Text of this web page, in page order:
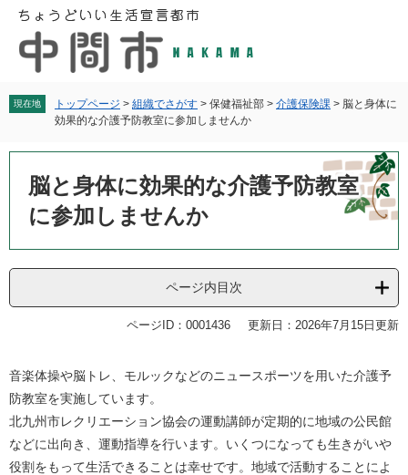
現在地 トップページ > 組織でさがす > 保健福祉部 > 介護保険課 > 脳と身体に
効果的な介護予防教室に参加しませんか
脳と身体に効果的な介護予防教室
に参加しませんか
ページ内目次
ページID：0001436 更新日：2026年7月15日更新
音楽体操や脳トレ、モルックなどのニュースポーツを用いた介護予
防教室を実施しています。
北九州市レクリエーション協会の運動講師が定期的に地域の公民館
などに出向き、運動指導を行います。いくつになっても生きがいや
役割をもって生活できることは幸せです。地域で活動することによ